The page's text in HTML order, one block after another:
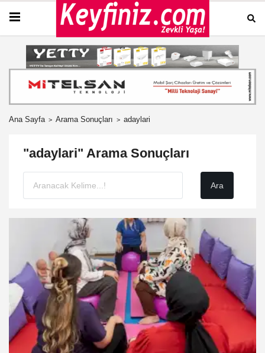
Ana Sayfa Arama Sonuçları adaylari
"adaylari" Arama Sonuçları